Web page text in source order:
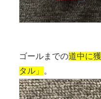
ゴールまでの道中に
タル」 。